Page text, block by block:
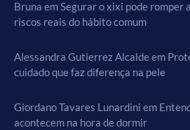
Bruna em Segurar o xixi pode romper
riscos reais do hábito comum
Alessandra Gutierrez Alcaldeem
cuidado que faz diferença na pele
Giordano Tavares Lunardini em
acontecem na hora de dormir